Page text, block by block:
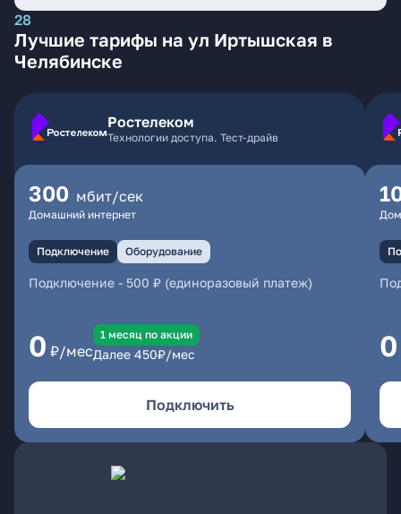
28
Лучшие тарифы на ул Иртышская в
Челябинске
Ростелеком
Технологии доступа. Тест-драйв
300 мбит/сек
Домашний интернет
Подключение Оборудование
Подключение - 500 ₽ (единоразовый платеж)
0 ₽/мес
1 месяц по акции
Далее 450₽/мес
Подключить
0